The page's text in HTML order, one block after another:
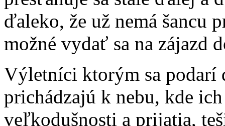
ďaleko, že už nemá šancu
možné vydať sa na zájazd
Výletníci ktorým sa podarí
prichádzajú k nebu, kde
veľkodušnosti a prijatia,